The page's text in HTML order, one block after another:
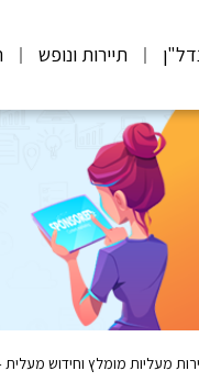
תיירות ונופש
מעליות מומלץ וחידוש מעלית